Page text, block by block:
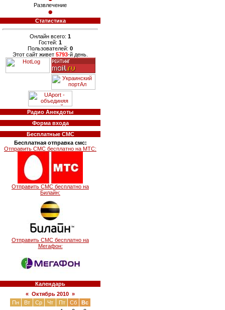
Развлечение
Статистика
Онлайн всего: 1
Гостей: 1
Пользователей: 0
Этот сайт живет 5793-й день.
Радио Анекдоты
Форма входа
Бесплатные СМС
Бесплатная отправка смс:
Отправить СМС бесплатно на МТС:
Отправить СМС бесплатно на
Билайн:
Отправить СМС бесплатно на
Мегафон:
Календарь
« Октябрь 2010 »
Пн
Вт Ср Чт Пт Сб
Вс